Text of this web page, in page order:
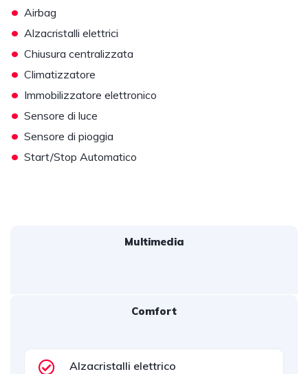
• Airbag
• Alzacristalli elettrici
• Chiusura centralizzata
• Climatizzatore
• Immobilizzatore elettronico
• Sensore di luce
• Sensore di pioggia
• Start/Stop Automatico
Multimedia
Comfort
Alzacristalli elettrico